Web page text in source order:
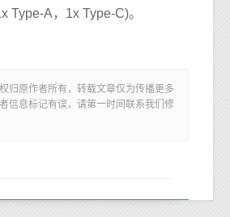
Type-A，1x Type-C)。
归原作者所有，转载文章仅为传播更多
信息标记有误，请第一时间联系我们修